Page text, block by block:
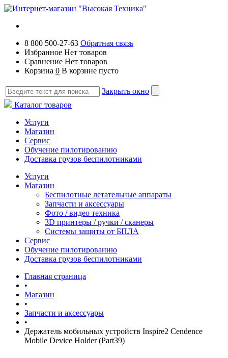
8 800 500-27-63 Обратная связь
Избранное Нет товаров
Сравнение Нет товаров
Корзина 0 В корзине пусто
Закрыть окно
Каталог товаров
Услуги
Магазин
Сервис
Обучение пилотированию
Доставка грузов беспилотниками
Услуги
Магазин
Беспилотные летательные аппараты
Запчасти и аксессуары
Фото / видео техника
3D принтеры / ручки / сканеры
Системы защиты от БПЛА
Сервис
Обучение пилотированию
Доставка грузов беспилотниками
Главная страница
•
Магазин
•
Запчасти и аксессуары
•
Держатель мобильных устройств Inspire2 Cendence
Mobile Device Holder (Part39)